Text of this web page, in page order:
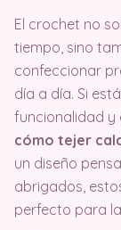
El crochet no
tiempo, sino
confeccionar
día a día. Si
funcionalidad y
cómo tejer
un diseño
abrigados,
perfecto para